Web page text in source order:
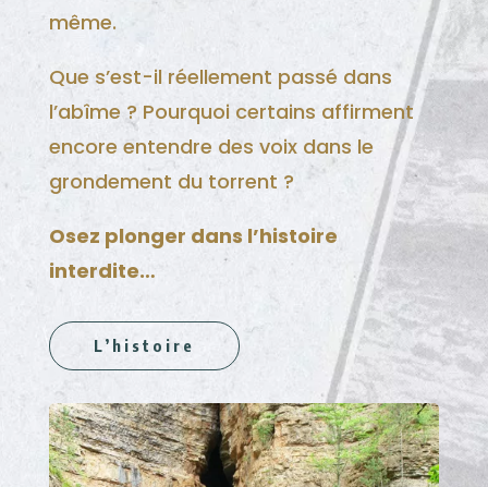
même.
Que s’est-il réellement passé dans
l’abîme ? Pourquoi certains affirment
encore entendre des voix dans le
grondement du torrent ?
Osez plonger dans l’histoire
interdite…
L’histoire